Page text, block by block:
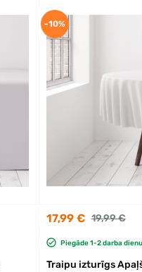
17,99 € 19,99 €
Piegāde 1-2 darba
Traipu izturīgs
-10%